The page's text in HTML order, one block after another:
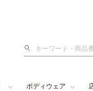
検
ボディウェア